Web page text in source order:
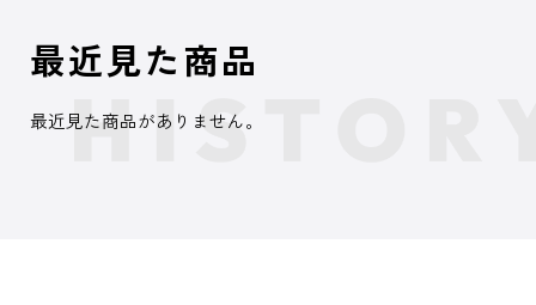
最近見た商品
最近見た商品がありません。